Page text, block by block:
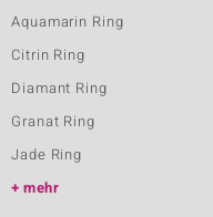
Aquamarin Ring
Citrin Ring
Diamant Ring
Granat Ring
Jade Ring
mehr